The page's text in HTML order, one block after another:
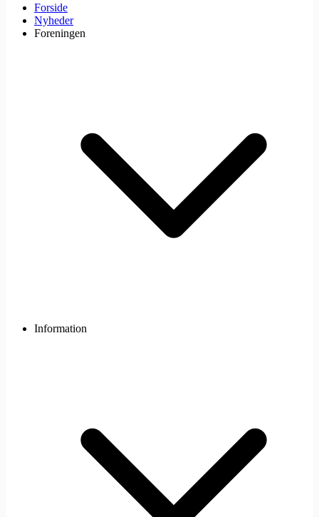
Forside
Nyheder
Foreningen
Information